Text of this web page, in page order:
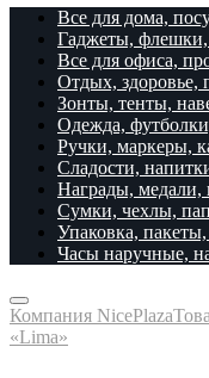
Все для дома,
Гаджеты, флешки,
Все для офиса,
Отдых, здоровье,
Зонты, тенты,
Одежда,
Ручки, маркеры,
Сладости,
Награды, медали,
Сумки, чехлы,
Упаковка,
Часы наручные,
Компания NicePlaza
«Lima»